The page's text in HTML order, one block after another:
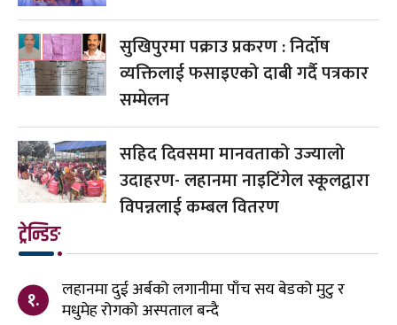
सुखिपुरमा पक्राउ प्रकरण : निर्दोष
व्यक्तिलाई फसाइएको दाबी गर्दै पत्रकार
सम्मेलन
सहिद दिवसमा मानवताको उज्यालो
उदाहरण- लहानमा नाइटिंगेल स्कूलद्वारा
विपन्नलाई कम्बल वितरण
ट्रेन्डिङ
१.
लहानमा दुई अर्बको लगानीमा पाँच सय बेडको मुटु र
मधुमेह रोगको अस्पताल बन्दै